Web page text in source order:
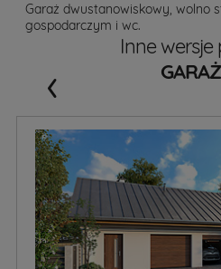
Garaż dwustanowiskowy, wolno
gospodarczym i wc.
Inne wersje
‹